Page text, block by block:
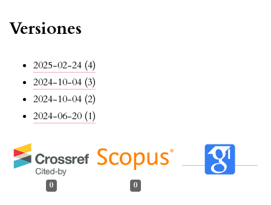
Versiones
2025-02-24 (4)
2024-10-04 (3)
2024-10-04 (2)
2024-06-20 (1)
0 0